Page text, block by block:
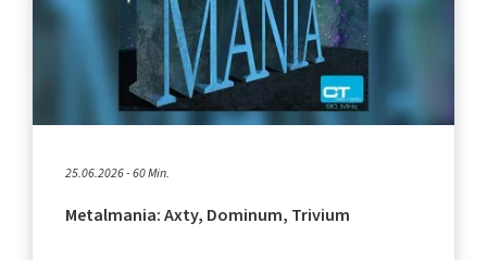
25.06.2026 - 60 Min.
Metalmania: Axty, Dominum, Trivium